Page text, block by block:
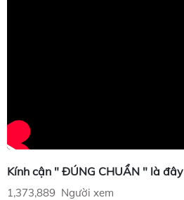
Kính cận " ĐÚNG CHUẨN " là đây
1,373,889 Người xem